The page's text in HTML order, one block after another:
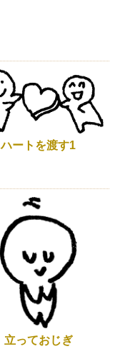
ハートを渡す1
立っておじぎ